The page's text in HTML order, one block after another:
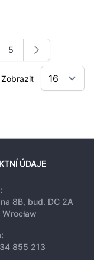
Stránka
5
Zobrazit
ÚDAJE
8B, bud. DC 2A
855 213